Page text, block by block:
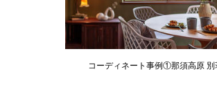
コーディネート事例①那須高原 別